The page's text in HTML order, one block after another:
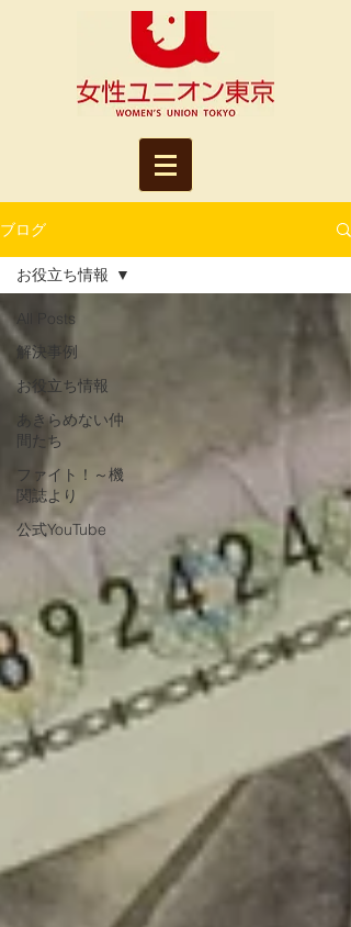
ブログ
All Posts
解決事例
お役立ち情報
あきらめない仲
間たち
ファイト！～機
関誌より
公式YouTube
お役立ち情報